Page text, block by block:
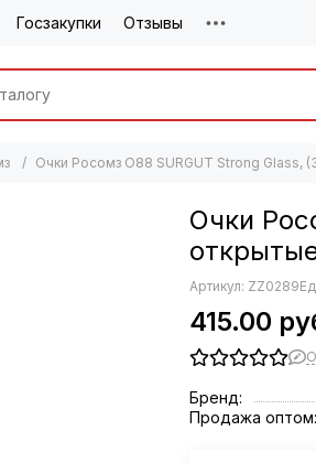
Госзакупки Отзывы
Очки Росомз О88 SURGUT Strong Glass,
Очки
Артикул: ZZ0289
415.00
Бренд:
Продажа оптом: